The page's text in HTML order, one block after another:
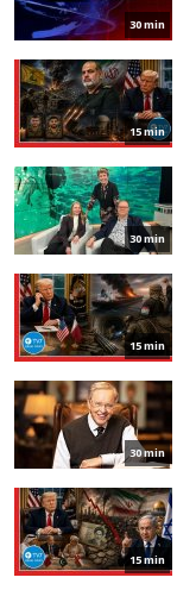
30 min
15 min
30 min
15 min
30 min
15 min